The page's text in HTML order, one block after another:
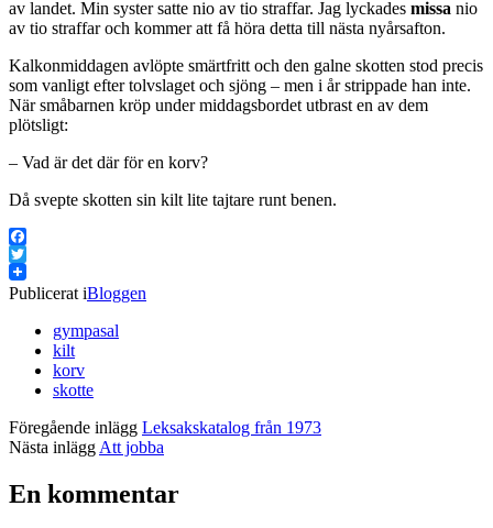
av landet. Min syster satte nio av tio straffar. Jag lyckades missa nio
av tio straffar och kommer att få höra detta till nästa nyårsafton.
Kalkonmiddagen avlöpte smärtfritt och den galne skotten stod precis
som vanligt efter tolvslaget och sjöng – men i år strippade han inte.
När småbarnen kröp under middagsbordet utbrast en av dem
plötsligt:
– Vad är det där för en korv?
Då svepte skotten sin kilt lite tajtare runt benen.
Facebook
Twitter
Publicerat iBloggen
gympasal
kilt
korv
skotte
Föregående inlägg Leksakskatalog från 1973
Nästa inlägg Att jobba
En kommentar